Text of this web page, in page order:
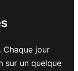
Chaque jour
sur un quelque